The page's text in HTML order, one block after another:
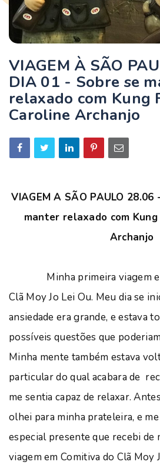
VIAGEM À SÃO
DIA 01 - Sobre se
relaxado com Kung
Caroline Archanjo
VIAGEM A SÃO PAULO
manter relaxado com
Archanjo
Minha primeira viagem em
Clã Moy Jo Lei Ou. Meu dia se
ansiedade era grande, e estava
possíveis questões que
Minha mente também estava
particular do qual acabara de
me sentia capaz de relaxar.
olhei para minha prateleira, e
especial presente que recebi de
viagem em Comitiva do Clã Moy